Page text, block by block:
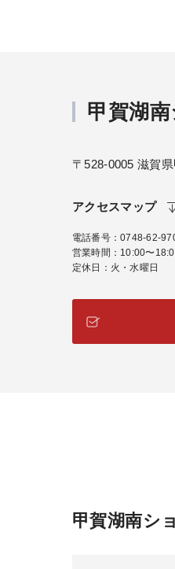
甲賀湖
〒528-0005 滋賀
アクセスマップ
電話番号
0748-62-
営業時間
10:00〜
定休日
火・水曜日
甲賀湖南シ